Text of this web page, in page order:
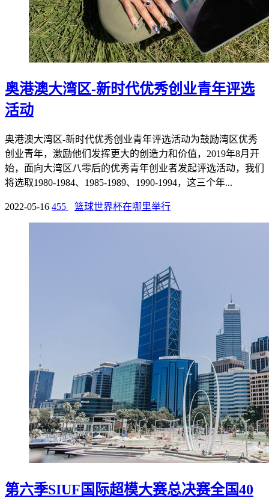
奥港澳大湾区-新时代优秀创业青年评选
活动
奥港澳大湾区-新时代优秀创业青年评选活动为鼓励湾区优秀
创业青年，激励他们发挥更大的创造力和价值，2019年8月开
始，面向大湾区八零后的优秀青年创业者发起评选活动，我们
将选取1980-1984、1985-1989、1990-1994，这三个年...
2022-05-16 455 篮球世界杯在哪里举行
第六季SIUF国际超模大赛总决赛全国40